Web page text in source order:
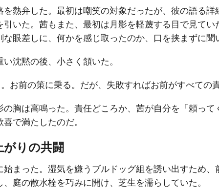
を熱弁した。最初は嘲笑の対象だったが、彼の語る詳
引いた。茜もまた、最初は月影を軽蔑する目で見てい
な眼差しに、何かを感じ取ったのか、口を挟まずに聞
沈黙の後、小さく頷いた。
お前の策に乗る。だが、失敗すればお前がすべての
の胸は高鳴った。責任どころか、茜が自分を「頼って
で満たしたのだ。
がりの共闘
始まった。湿気を嫌うブルドッグ組を誘い出すため、
庭の散水栓を巧みに開け、芝生を濡らしていた。